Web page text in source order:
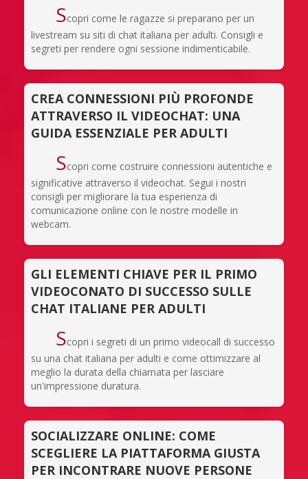
Scopri come le ragazze si preparano per un
livestream su siti di chat italiana per adulti. Consigli e
segreti per rendere ogni sessione indimenticabile.
CREA CONNESSIONI PIÙ PROFONDE
ATTRAVERSO IL VIDEOCHAT: UNA
GUIDA ESSENZIALE PER ADULTI
Scopri come costruire connessioni autentiche e
significative attraverso il videochat. Segui i nostri
consigli per migliorare la tua esperienza di
comunicazione online con le nostre modelle in
webcam.
GLI ELEMENTI CHIAVE PER IL PRIMO
VIDEOCONATO DI SUCCESSO SULLE
CHAT ITALIANE PER ADULTI
Scopri i segreti di un primo videocall di successo
su una chat italiana per adulti e come ottimizzare al
meglio la durata della chiamata per lasciare
un'impressione duratura.
SOCIALIZZARE ONLINE: COME
SCEGLIERE LA PIATTAFORMA GIUSTA
PER INCONTRARE NUOVE PERSONE